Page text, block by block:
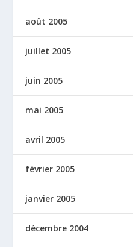
août 2005
juillet 2005
juin 2005
mai 2005
avril 2005
février 2005
janvier 2005
décembre 2004